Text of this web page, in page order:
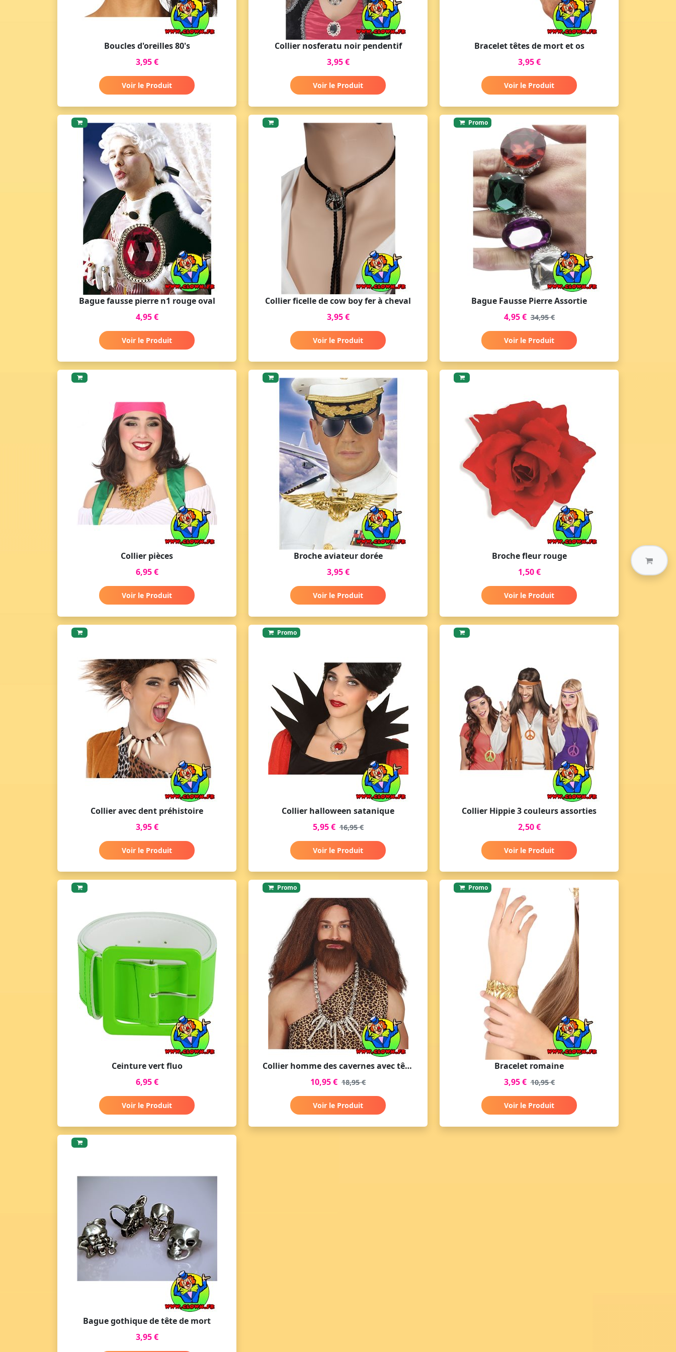
Boucles d'oreilles 80's
3,95 €
Voir le Produit
Collier nosferatu noir pendentif
3,95 €
Voir le Produit
Bracelet têtes de mort et os
3,95 €
Voir le Produit
Bague fausse pierre n1 rouge oval
4,95 €
Voir le Produit
Collier ficelle de cow boy fer à cheval
3,95 €
Voir le Produit
Promo
Bague Fausse Pierre Assortie
4,95 € 34,95 €
Voir le Produit
Collier pièces
6,95 €
Voir le Produit
Broche aviateur dorée
3,95 €
Voir le Produit
Broche fleur rouge
1,50 €
Voir le Produit
Collier avec dent préhistoire
3,95 €
Voir le Produit
Promo
Collier halloween satanique
5,95 € 16,95 €
Voir le Produit
Collier Hippie 3 couleurs assorties
2,50 €
Voir le Produit
Ceinture vert fluo
6,95 €
Voir le Produit
Promo
Collier homme des cavernes avec tête de mort
10,95 € 18,95 €
Voir le Produit
Promo
Bracelet romaine
3,95 € 10,95 €
Voir le Produit
Bague gothique de tête de mort
3,95 €